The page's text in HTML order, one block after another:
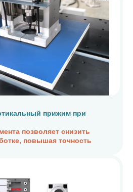
прижим при
позволяет снизить
повышая точность